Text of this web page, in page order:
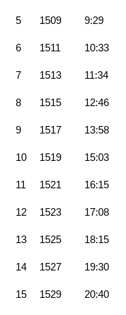
5 1509 9:29
6 1511 10:33
7 1513 11:34
8 1515 12:46
9 1517 13:58
10 1519 15:03
11 1521 16:15
12 1523 17:08
13 1525 18:15
14 1527 19:30
15 1529 20:40